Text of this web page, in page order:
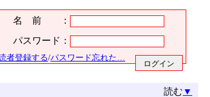
名 前 ：
パスワード：
者登録する/パスワード忘れた…
読む ▼